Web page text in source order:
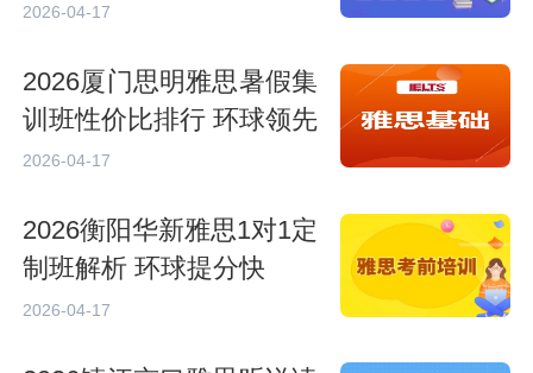
2026-04-17
2026厦门思明雅思暑假集
训班性价比排行 环球领先
2026-04-17
2026衡阳华新雅思1对1定
制班解析 环球提分快
2026-04-17